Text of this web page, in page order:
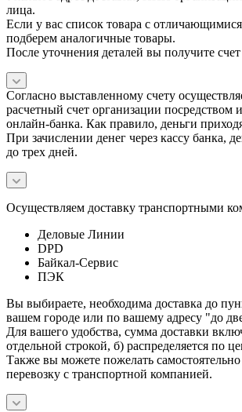
лица.
Если у вас список товара с
подберем аналогичные товары.
После уточнения деталей вы получите счет
Согласно выставленному счету
расчетный счет организации посредством
онлайн-банка. Как правило, деньги
При зачислении денег через кассу банка,
до трех дней.
Осуществляем доставку транспортными
Деловые Линии
DPD
Байкал-Сервис
ПЭК
Вы выбираете, необходима доставка до
вашем городе или по вашему адресу "до
Для вашего удобства, сумма доставки
отдельной строкой, б) распределяется по
Также вы можете пожелать самостоятельно
перевозку с транспортной компанией.